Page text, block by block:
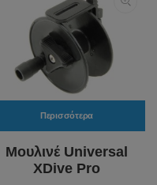
Περισσότερα
Μουλινέ Universal
XDive Pro